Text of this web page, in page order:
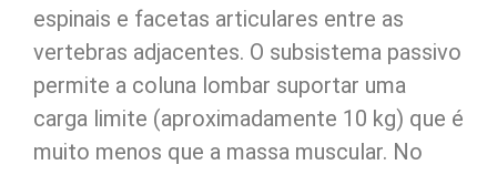
espinais e facetas articulares entre as
vertebras adjacentes. O subsistema passivo
permite a coluna lombar suportar uma
carga limite (aproximadamente 10 kg) que é
muito menos que a massa muscular. No